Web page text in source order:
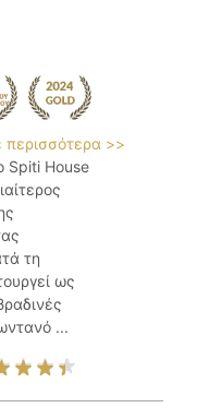
περισσότερα >>
Spiti House
τη
ως
...